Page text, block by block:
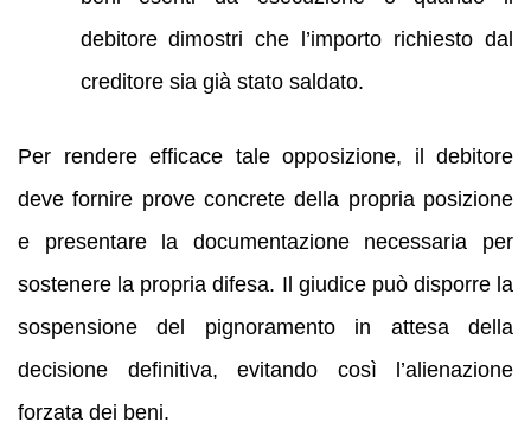
debitore dimostri che l’importo richiesto dal
creditore sia già stato saldato.
Per rendere efficace tale opposizione, il debitore
deve fornire prove concrete della propria posizione
e presentare la documentazione necessaria per
sostenere la propria difesa. Il giudice può disporre la
sospensione del pignoramento in attesa della
decisione definitiva, evitando così l’alienazione
forzata dei beni.